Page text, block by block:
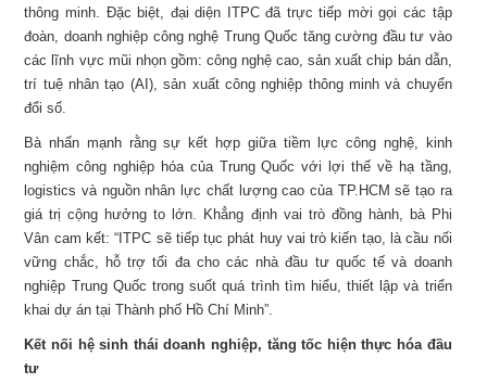
thông minh. Đặc biệt, đại diện ITPC đã trực tiếp mời gọi các tập
đoàn, doanh nghiệp công nghệ Trung Quốc tăng cường đầu tư vào
các lĩnh vực mũi nhọn gồm: công nghệ cao, sản xuất chip bán dẫn,
trí tuệ nhân tạo (AI), sản xuất công nghiệp thông minh và chuyển
đổi số.
Bà nhấn mạnh rằng sự kết hợp giữa tiềm lực công nghệ, kinh
nghiệm công nghiệp hóa của Trung Quốc với lợi thế về hạ tầng,
logistics và nguồn nhân lực chất lượng cao của TP.HCM sẽ tạo ra
giá trị cộng hưởng to lớn. Khẳng định vai trò đồng hành, bà Phi
Vân cam kết: “ITPC sẽ tiếp tục phát huy vai trò kiến tạo, là cầu nối
vững chắc, hỗ trợ tối đa cho các nhà đầu tư quốc tế và doanh
nghiệp Trung Quốc trong suốt quá trình tìm hiểu, thiết lập và triển
khai dự án tại Thành phố Hồ Chí Minh”.
Kết nối hệ sinh thái doanh nghiệp, tăng tốc hiện thực hóa đầu
tư